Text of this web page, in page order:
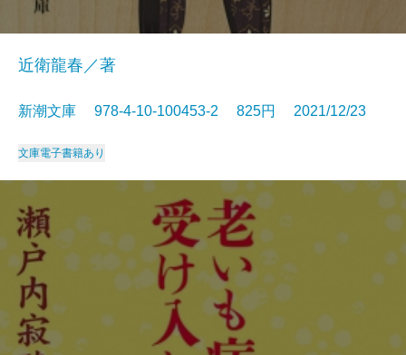
近衛龍春／著
新潮文庫 978-4-10-100453-2 825円 2021/12/23
文庫電子書籍あり